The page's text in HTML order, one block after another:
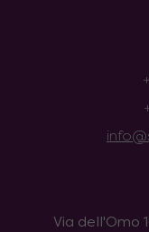
Via dell'Omo